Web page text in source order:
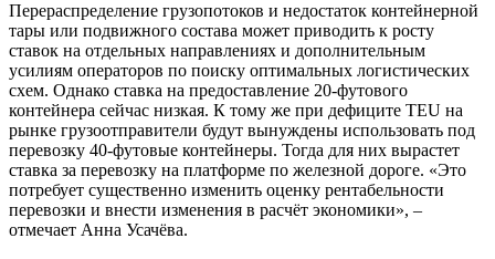
Перераспределение грузопотоков и недостаток контейнерной
тары или подвижного состава может приводить к росту
ставок на отдельных направлениях и дополнительным
усилиям операторов по поиску оптимальных логистических
схем. Однако ставка на предоставление 20-футового
контейнера сейчас низкая. К тому же при дефиците TEU на
рынке грузоотправители будут вынуждены использовать под
перевозку 40-футовые контейнеры. Тогда для них вырастет
ставка за перевозку на платформе по железной дороге. «Это
потребует существенно изменить оценку рентабельности
перевозки и внести изменения в расчёт экономики», –
отмечает Анна Усачёва.